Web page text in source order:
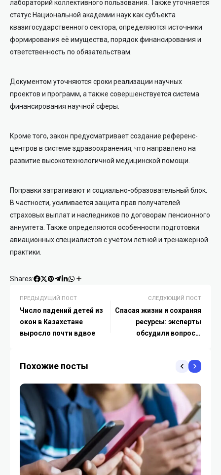
лабораторий коллективного пользования. Также уточняется
статус Национальной академии наук как субъекта
квазигосударственного сектора, определяются источники
формирования её имущества, порядок финансирования и
ответственность по обязательствам.
Документом уточняются сроки реализации научных
проектов и программ, а также совершенствуется система
финансирования научной сферы.
Кроме того, закон предусматривает создание референс-
центров в системе здравоохранения, что направлено на
развитие высокотехнологичной медицинской помощи.
Поправки затрагивают и социально-образовательный блок.
В частности, усиливается защита прав получателей
страховых выплат и наследников по договорам пенсионного
аннуитета. Также определяются особенности подготовки
авиационных специалистов с учётом летной и тренажёрной
практики.
Shares:
ПРЕДЫДУЩИЙ ПОСТ
Число падений детей из
окон в Казахстане
выросло почти вдвое
СЛЕДУЮЩИЙ ПОСТ
Спасая жизни и сохраняя
ресурсы: эксперты
обсудили вопросы
пневмококковой
Похожие посты